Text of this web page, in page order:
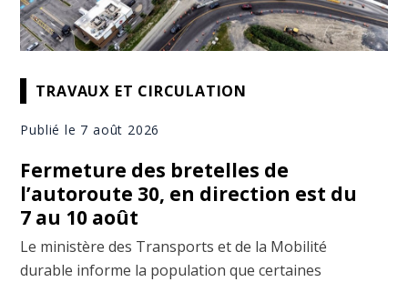
TRAVAUX ET CIRCULATION
Publié le 7 août 2026
Fermeture des bretelles de
l’autoroute 30, en direction est du
7 au 10 août
Le ministère des Transports et de la Mobilité
durable informe la population que certaines